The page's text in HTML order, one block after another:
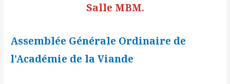
Salle MBM.
Assemblée Générale Ordinaire de
l’Académie de la Viande